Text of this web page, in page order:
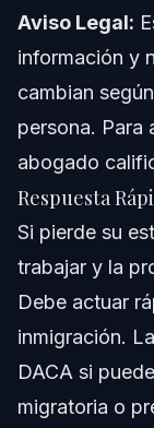
Cuándo
ahora
Sobre
Preguntas
¿Qué
¿Es ilegal
¿Puede
Aviso Legal:
información y
cambian
persona. Para
abogado
Respuesta
Si pierde su
trabajar y la
Debe actuar
inmigración.
DACA si
migratoria o